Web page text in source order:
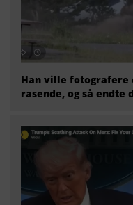
Han ville fotografere
rasende, og så endte